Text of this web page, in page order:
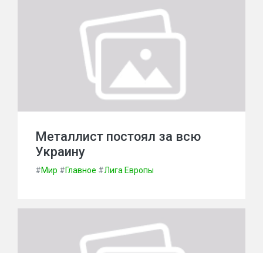
Металлист постоял за всю
Украину
#Мир #Главное #Лига Европы